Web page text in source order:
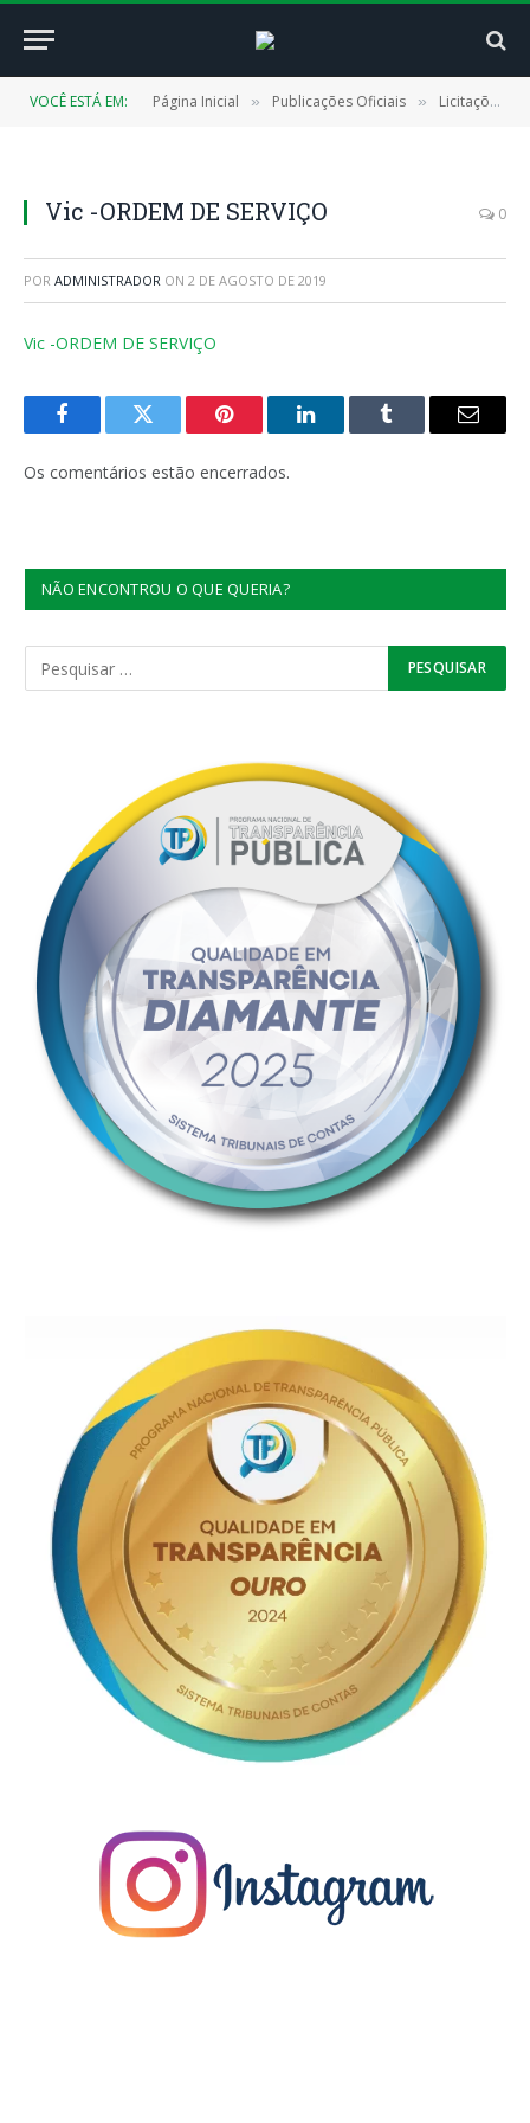
VOCÊ ESTÁ EM: Página Inicial » Publicações Oficiais » Licitações
Vic -ORDEM DE SERVIÇO 0
POR ADMINISTRADOR ON 2 DE AGOSTO DE 2019
Vic -ORDEM DE SERVIÇO
FacebookTwitter Pinterest LinkedInTumblr
E-
Os comentários estão encerrados.
NÃO ENCONTROU O QUE QUERIA?